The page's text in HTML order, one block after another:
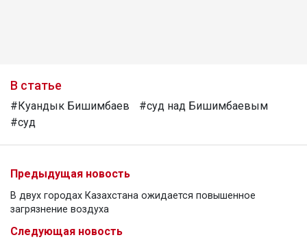
В статье
#Куандык Бишимбаев
#суд над Бишимбаевым
#суд
Предыдущая новость
В двух городах Казахстана ожидается повышенное
загрязнение воздуха
Следующая новость